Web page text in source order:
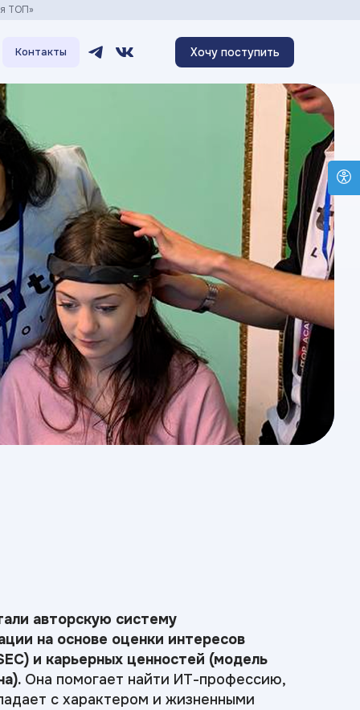
Контакты Хочу поступить
ТОП»
авторскую систему
на основе оценки интересов
и карьерных ценностей (модель
Она помогает найти ИТ-профессию,
с характером и жизненными